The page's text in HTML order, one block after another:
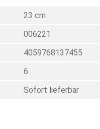
23 cm
006221
4059768137455
6
Sofort lieferbar